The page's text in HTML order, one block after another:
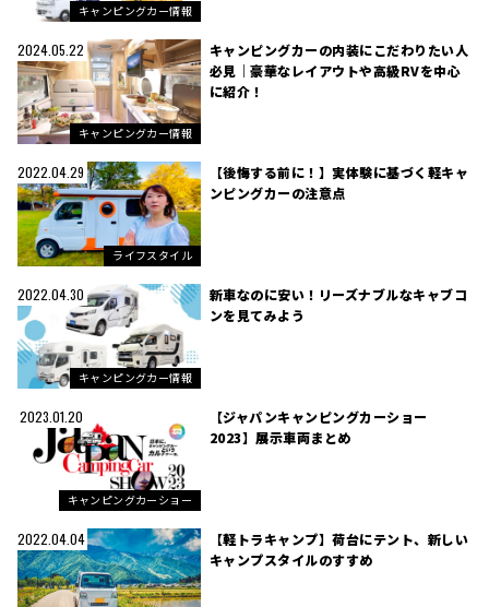
キャンピングカー情報
2024.05.22
キャンピングカー情報
キャンピングカーの内装にこだわりたい人
必見｜豪華なレイアウトや高級RVを中心
に紹介！
2022.04.29
ライフスタイル
【後悔する前に！】実体験に基づく軽キャ
ンピングカーの注意点
2022.04.30
キャンピングカー情報
新車なのに安い！リーズナブルなキャブコ
ンを見てみよう
2023.01.20
キャンピングカーショー
【ジャパンキャンピングカーショー
2023】展示車両まとめ
2022.04.04
【軽トラキャンプ】荷台にテント、新しい
キャンプスタイルのすすめ